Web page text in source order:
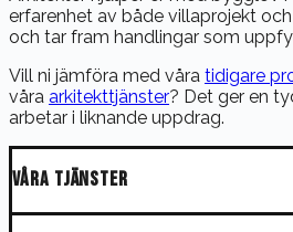
erfarenhet av både villaprojekt
och tar fram handlingar som
Vill ni jämföra med våra tidigare
våra arkitekttjänster? Det ger en
arbetar i liknande uppdrag.
VÅRA TJÄNSTER